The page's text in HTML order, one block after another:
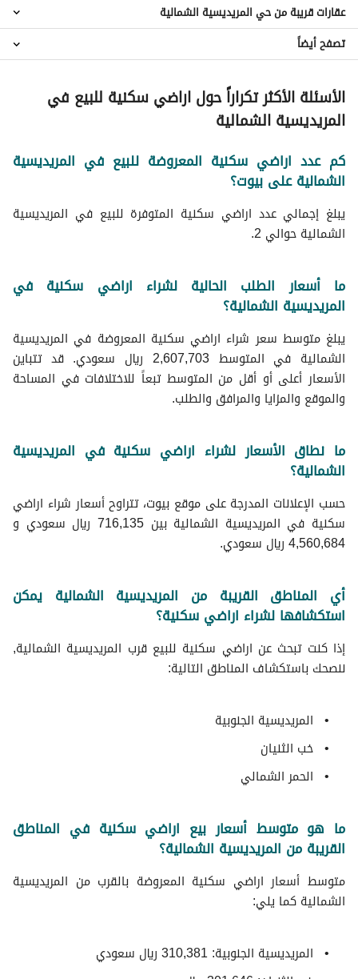
استراحات للبيع في حي المريديسية الشمالية
عقارات للبيع في حي المريديسية الشمالية
اراضي سكنية حي خب الثنيان
اراضي سكنية حي الحمر الشمالي
اراضي سكنية حي الزرقاء
اراضي سكنية حي الصفاء
اراضي سكنية حي العريمضي الشمالي
اراضي سكنية حي خب البريدي
اراضي سكنية حي المنار
اراضي سكنية حي الصبيحية
اراضي سكنية حي القويع
عقارات قريبة من حي المريديسية الشمالية
تصفح أيضاً
الأسئلة الأكثر تكراراً حول اراضي سكنية للبيع في
المريديسية الشمالية
كم عدد اراضي سكنية المعروضة للبيع في المريديسية
الشمالية على بيوت؟
يبلغ إجمالي عدد اراضي سكنية المتوفرة للبيع في المريديسية
الشمالية حوالي 2.
ما أسعار الطلب الحالية لشراء اراضي سكنية في
المريديسية الشمالية؟
يبلغ متوسط سعر شراء اراضي سكنية المعروضة في المريديسية
الشمالية في المتوسط 2,607,703 ريال سعودي. قد تتباين
الأسعار أعلى أو أقل من المتوسط تبعاً للاختلافات في المساحة
والموقع والمزايا والمرافق والطلب.
ما نطاق الأسعار لشراء اراضي سكنية في المريديسية
الشمالية؟
حسب الإعلانات المدرجة على موقع بيوت، تتراوح أسعار شراء اراضي
سكنية في المريديسية الشمالية بين 716,135 ريال سعودي و
4,560,684 ريال سعودي.
أي المناطق القريبة من المريديسية الشمالية يمكن
استكشافها لشراء اراضي سكنية؟
إذا كنت تبحث عن اراضي سكنية للبيع قرب المريديسية الشمالية,
ننصحك باستكشاف المناطق التالية:
المريديسية الجنوبية
خب الثنيان
الحمر الشمالي
ما هو متوسط أسعار بيع اراضي سكنية في المناطق
القريبة من المريديسية الشمالية؟
متوسط ​​أسعار اراضي سكنية المعروضة بالقرب من المريديسية
الشمالية كما يلي:
المريديسية الجنوبية: 310,381 ريال سعودي